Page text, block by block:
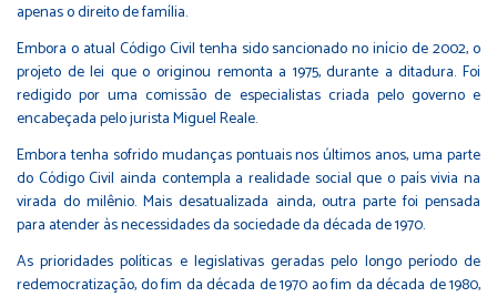
apenas o direito de família.
Embora o atual Código Civil tenha sido sancionado no início de 2002, o
projeto de lei que o originou remonta a 1975, durante a ditadura. Foi
redigido por uma comissão de especialistas criada pelo governo e
encabeçada pelo jurista Miguel Reale.
Embora tenha sofrido mudanças pontuais nos últimos anos, uma parte
do Código Civil ainda contempla a realidade social que o país vivia na
virada do milênio. Mais desatualizada ainda, outra parte foi pensada
para atender às necessidades da sociedade da década de 1970.
As prioridades políticas e legislativas geradas pelo longo período de
redemocratização, do fim da década de 1970 ao fim da década de 1980,